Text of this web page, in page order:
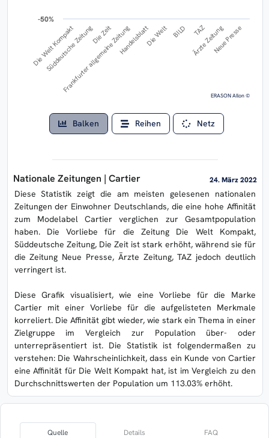
Die Welt Kompakt
Süddeutsche ZeitungDie Zeit
Frankfurter allgemeine ZeitungHandelsblattDie Welt BILD TAZ
Ärzte ZeitungNeue Presse
-50%
-50%
ERASON AIlon ©
Balken Reihen Netz
Nationale Zeitungen | Cartier 24. März 2022
Diese Statistik zeigt die am meisten gelesenen nationalen
Zeitungen der Einwohner Deutschlands, die eine hohe Affinität
zum Modelabel Cartier verglichen zur Gesamtpopulation
haben. Die Vorliebe für die Zeitung Die Welt Kompakt,
Süddeutsche Zeitung, Die Zeit ist stark erhöht, während sie für
die Zeitung Neue Presse, Ärzte Zeitung, TAZ jedoch deutlich
verringert ist.
Diese Grafik visualisiert, wie eine Vorliebe für die Marke
Cartier mit einer Vorliebe für die aufgelisteten Merkmale
korreliert. Die Affinität gibt wieder, wie stark ein Thema in einer
Zielgruppe im Vergleich zur Population über- oder
unterrepräsentiert ist. Die Statistik ist folgendermaßen zu
verstehen: Die Wahrscheinlichkeit, dass ein Kunde von Cartier
eine Affinität für Die Welt Kompakt hat, ist im Vergleich zu den
Durchschnittswerten der Population um 113.03% erhöht.
Quelle Details FAQ